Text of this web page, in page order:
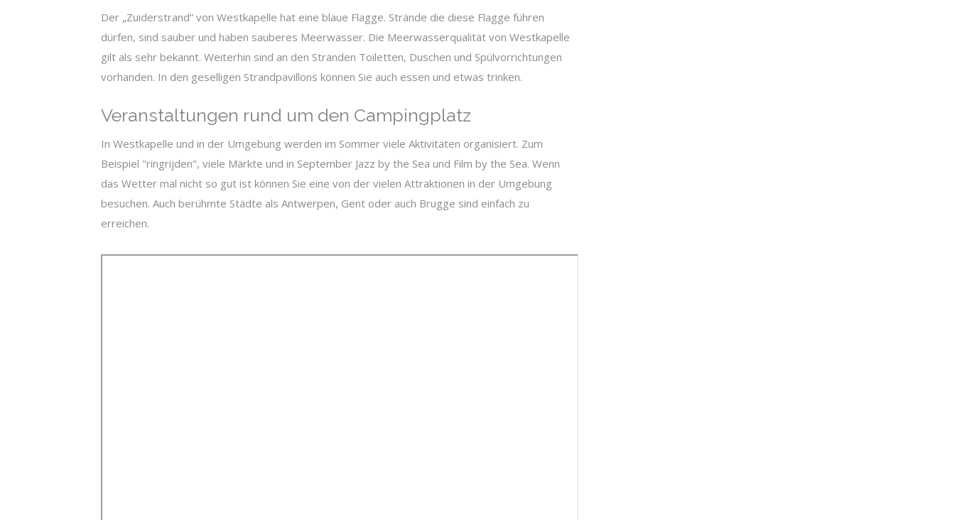
Der „Zuiderstrand“ von Westkapelle hat eine blaue Flagge. Strände die diese Flagge führen
dürfen, sind sauber und haben sauberes Meerwasser. Die Meerwasserqualität von Westkapelle
gilt als sehr bekannt. Weiterhin sind an den Stränden Toiletten, Duschen und Spülvorrichtungen
vorhanden. In den geselligen Strandpavillons können Sie auch essen und etwas trinken.
Veranstaltungen rund um den Campingplatz
In Westkapelle und in der Umgebung werden im Sommer viele Aktivitäten organisiert. Zum
Beispiel "ringrijden", viele Märkte und in September Jazz by the Sea und Film by the Sea. Wenn
das Wetter mal nicht so gut ist können Sie eine von der vielen Attraktionen in der Umgebung
besuchen. Auch berühmte Städte als Antwerpen, Gent oder auch Brugge sind einfach zu
erreichen.